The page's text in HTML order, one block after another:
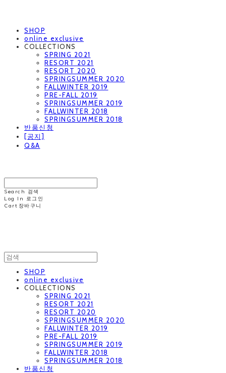
SHOP
online exclusive
COLLECTIONS
SPRING 2021
RESORT 2021
RESORT 2020
SPRINGSUMMER 2020
FALLWINTER 2019
PRE-FALL 2019
SPRINGSUMMER 2019
FALLWINTER 2018
SPRINGSUMMER 2018
반품신청
[공지]
Q&A
Search
검색
Log In
로그인
Cart 장바구니
SHOP
online exclusive
COLLECTIONS
SPRING 2021
RESORT 2021
RESORT 2020
SPRINGSUMMER 2020
FALLWINTER 2019
PRE-FALL 2019
SPRINGSUMMER 2019
FALLWINTER 2018
SPRINGSUMMER 2018
반품신청